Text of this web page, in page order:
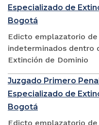
Especializado de
Bogotá
Edicto emplazatorio
indeterminados dentro
Extinción de Dominio
Juzgado Primero
Especializado de
Bogotá
Edicto emplazatorio